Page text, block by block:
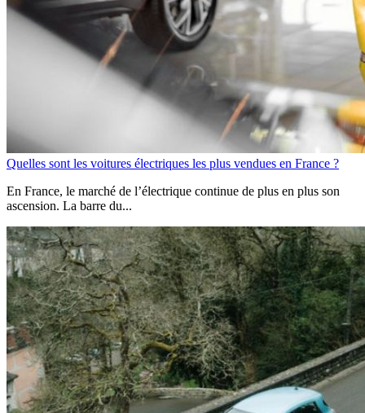
Quelles sont les voitures électriques les plus vendues en France ?
En France, le marché de l’électrique continue de plus en plus son
ascension. La barre du...